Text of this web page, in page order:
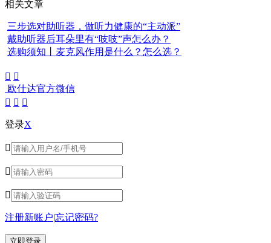
相关文章
三步选对助听器，做听力健康的“主动派”
戴助听器后耳朵里有“吱吱”声怎么办？
选购须知丨麦克风作用是什么？怎么选？
 
欧仕达官方微信
  
登录X



注册新账户|忘记密码?